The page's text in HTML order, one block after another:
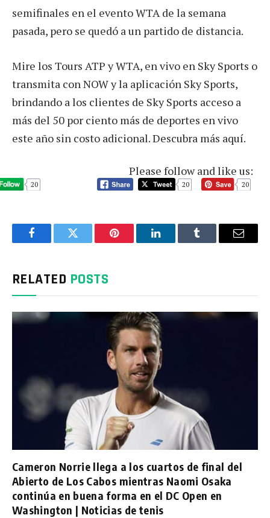
semifinales en el evento WTA de la semana
pasada, pero se quedó a un partido de distancia.
Mire los Tours ATP y WTA, en vivo en Sky Sports o
transmita con NOW y la aplicación Sky Sports,
brindando a los clientes de Sky Sports acceso a
más del 50 por ciento más de deportes en vivo
este año sin costo adicional. Descubra más aquí.
Please follow and like us:
20 20 20
FacebookTwitter Pinterest LinkedInTumblr Email
RELATED POSTS
Cameron Norrie llega a los cuartos de final del
Abierto de Los Cabos mientras Naomi Osaka
continúa en buena forma en el DC Open en
Washington | Noticias de tenis